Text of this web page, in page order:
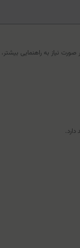
نیاز به راهنمایی بیشتر،